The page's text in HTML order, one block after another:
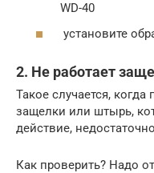
WD-40
установите
2. Не работает
Такое случается, когда
защелки или штырь,
действие,
Как проверить? Надо